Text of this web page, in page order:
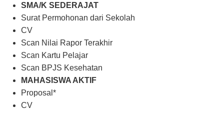
SMA/K SEDERAJAT
Surat Permohonan dari Sekolah
CV
Scan Nilai Rapor Terakhir
Scan Kartu Pelajar
Scan BPJS Kesehatan
MAHASISWA AKTIF
Proposal*
CV